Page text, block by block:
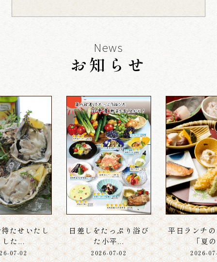
News
お知らせ
っぷり浴び
小平...
07-02
平日ランチのお奨め
「夏の...
2026-07-02
皆さんお待
まし
2026-